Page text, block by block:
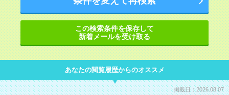
この検索条件を保存して
新着メールを受け取る
あなたの閲覧履歴からのオススメ
掲載日：2026.08.07